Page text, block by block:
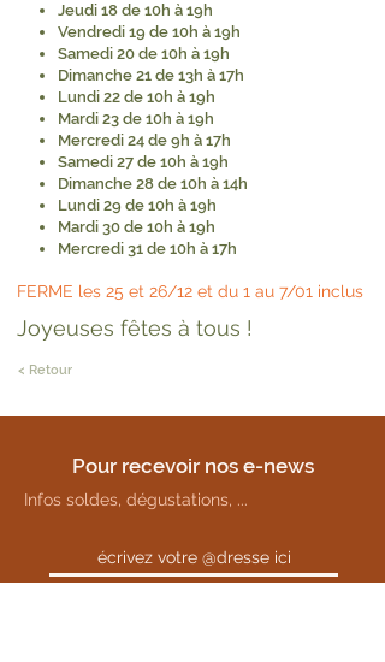
Jeudi 18 de 10h à 19h
Vendredi 19 de 10h à 19h
Samedi 20 de 10h à 19h
Dimanche 21 de 13h à 17h
Lundi 22 de 10h à 19h
Mardi 23 de 10h à 19h
Mercredi 24 de 9h à 17h
Samedi 27 de 10h à 19h
Dimanche 28 de 10h à 14h
Lundi 29 de 10h à 19h
Mardi 30 de 10h à 19h
Mercredi 31 de 10h à 17h
FERME les 25 et 26/12 et du 1 au 7/01 inclus
Joyeuses fêtes à tous !
< Retour
Infos soldes, dégustations, ...